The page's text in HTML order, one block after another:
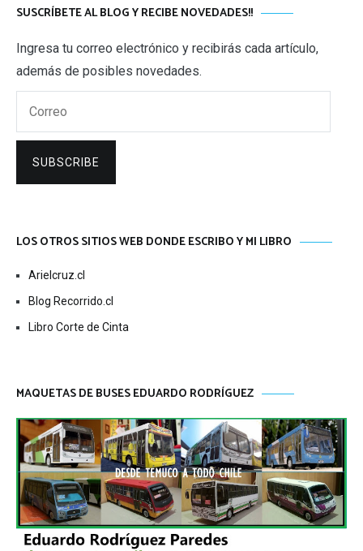
SUSCRÍBETE AL BLOG Y RECIBE NOVEDADES!!
Ingresa tu correo electrónico y recibirás cada artículo,
además de posibles novedades.
SUBSCRIBE
LOS OTROS SITIOS WEB DONDE ESCRIBO Y MI LIBRO
Arielcruz.cl
Blog Recorrido.cl
Libro Corte de Cinta
MAQUETAS DE BUSES EDUARDO RODRÍGUEZ